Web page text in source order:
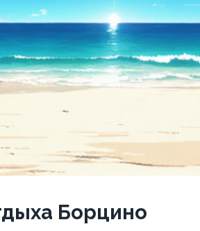
Борцино